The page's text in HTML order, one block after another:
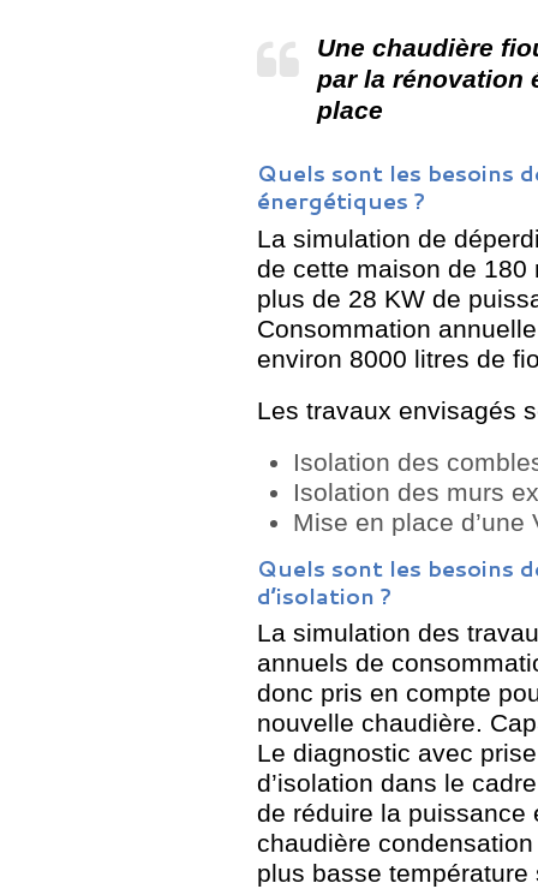
Une chaudière
par la rénovation
place
Quels sont les besoins
énergétiques ?
La simulation de
de cette maison de 180
plus de 28 KW de
Consommation
environ 8000 litres de
Les travaux envisagés
Isolation des
Isolation des murs
Mise en place d’une
Quels sont les besoins
d’isolation ?
La simulation des
annuels de
donc pris en compte
nouvelle chaudière.
Le diagnostic avec
d’isolation dans le
de réduire la puissance
chaudière
plus basse